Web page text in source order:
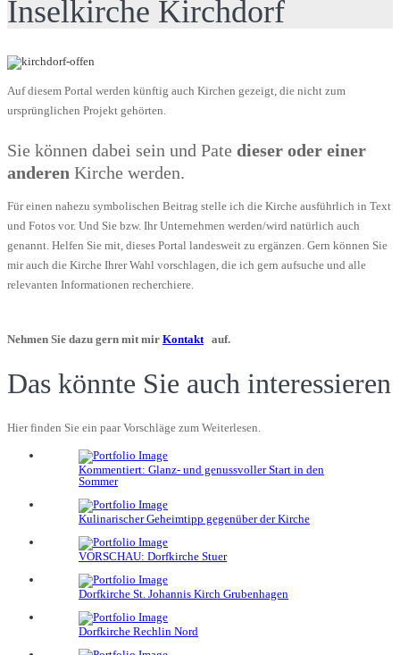
Inselkirche Kirchdorf
Auf diesem Portal werden künftig auch Kirchen gezeigt, die nicht zum
ursprünglichen Projekt gehörten.
Sie können dabei sein und Pate dieser oder einer
anderen Kirche werden.
Für einen nahezu symbolischen Beitrag stelle ich die Kirche ausführlich in Text
und Fotos vor. Und Sie bzw. Ihr Unternehmen werden/wird natürlich auch
genannt. Helfen Sie mit, dieses Portal landesweit zu ergänzen. Gern können Sie
mir auch die Kirche Ihrer Wahl vorschlagen, die ich gern aufsuche und alle
relevanten Informationen recherchiere.
Nehmen Sie dazu gern mit mir Kontakt auf.
Das könnte Sie auch interessieren
Hier finden Sie ein paar Vorschläge zum Weiterlesen.
Kommentiert: Glanz- und genussvoller Start in den
Sommer
Kulinarischer Geheimtipp gegenüber der Kirche
VORSCHAU: Dorfkirche Stuer
Dorfkirche St. Johannis Kirch Grubenhagen
Dorfkirche Rechlin Nord